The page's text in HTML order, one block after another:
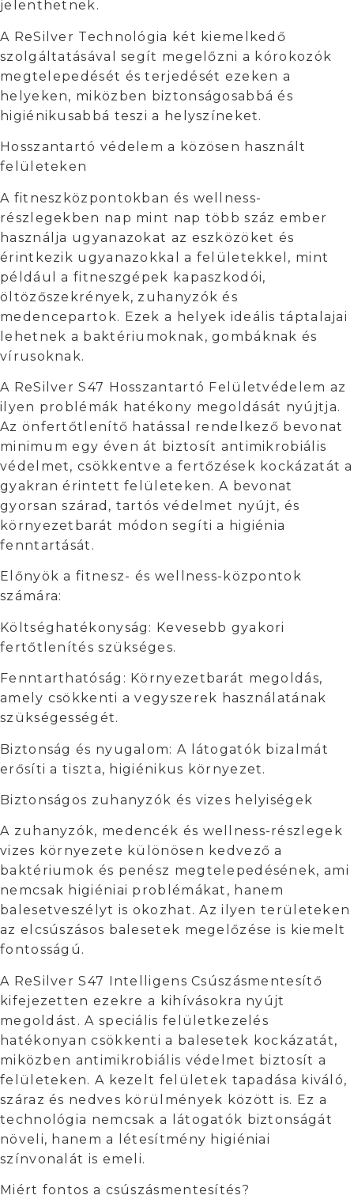
jelenthetnek.
A ReSilver Technológia két kiemelkedő
szolgáltatásával segít megelőzni a kórokozók
megtelepedését és terjedését ezeken a
helyeken, miközben biztonságosabbá és
higiénikusabbá teszi a helyszíneket.
Hosszantartó védelem a közösen használt
felületeken
A fitneszközpontokban és wellness-
részlegekben nap mint nap több száz ember
használja ugyanazokat az eszközöket és
érintkezik ugyanazokkal a felületekkel, mint
például a fitneszgépek kapaszkodói,
öltözőszekrények, zuhanyzók és
medencepartok. Ezek a helyek ideális táptalajai
lehetnek a baktériumoknak, gombáknak és
vírusoknak.
A ReSilver S47 Hosszantartó Felületvédelem az
ilyen problémák hatékony megoldását nyújtja.
Az önfertőtlenítő hatással rendelkező bevonat
minimum egy éven át biztosít antimikrobiális
védelmet, csökkentve a fertőzések kockázatát a
gyakran érintett felületeken. A bevonat
gyorsan szárad, tartós védelmet nyújt, és
környezetbarát módon segíti a higiénia
fenntartását.
Előnyök a fitnesz- és wellness-központok
számára:
Költséghatékonyság: Kevesebb gyakori
fertőtlenítés szükséges.
Fenntarthatóság: Környezetbarát megoldás,
amely csökkenti a vegyszerek használatának
szükségességét.
Biztonság és nyugalom: A látogatók bizalmát
erősíti a tiszta, higiénikus környezet.
Biztonságos zuhanyzók és vizes helyiségek
A zuhanyzók, medencék és wellness-részlegek
vizes környezete különösen kedvező a
baktériumok és penész megtelepedésének, ami
nemcsak higiéniai problémákat, hanem
balesetveszélyt is okozhat. Az ilyen területeken
az elcsúszásos balesetek megelőzése is kiemelt
fontosságú.
A ReSilver S47 Intelligens Csúszásmentesítő
kifejezetten ezekre a kihívásokra nyújt
megoldást. A speciális felületkezelés
hatékonyan csökkenti a balesetek kockázatát,
miközben antimikrobiális védelmet biztosít a
felületeken. A kezelt felületek tapadása kiváló,
száraz és nedves körülmények között is. Ez a
technológia nemcsak a látogatók biztonságát
növeli, hanem a létesítmény higiéniai
színvonalát is emeli.
Miért fontos a csúszásmentesítés?